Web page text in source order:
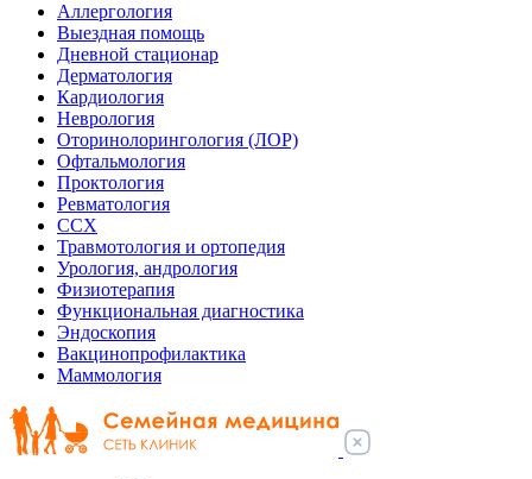
Аллергология
Выездная помощь
Дневной стационар
Дерматология
Кардиология
Неврология
Оторинолорингология (ЛОР)
Офтальмология
Проктология
Ревматология
ССХ
Травмотология и ортопедия
Урология, андрология
Физиотерапия
Функциональная диагностика
Эндоскопия
Вакцинопрофилактика
Маммология